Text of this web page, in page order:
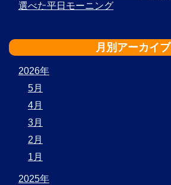
選べた平日モーニング
月別アーカイブ
2026年
5月
4月
3月
2月
1月
2025年